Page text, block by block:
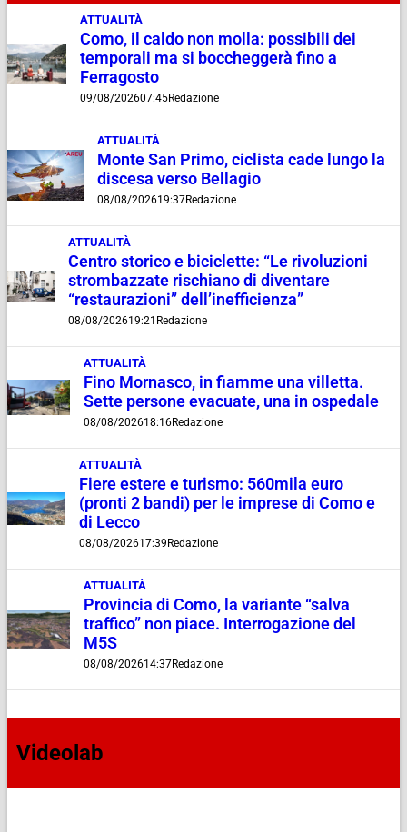
ATTUALITÀ
Como, il caldo non molla: possibili dei
temporali ma si boccheggerà fino a
Ferragosto
09/08/202607:45Redazione
ATTUALITÀ
Monte San Primo, ciclista cade lungo la
discesa verso Bellagio
08/08/202619:37Redazione
ATTUALITÀ
Centro storico e biciclette: “Le rivoluzioni
strombazzate rischiano di diventare
“restaurazioni” dell’inefficienza”
08/08/202619:21 Redazione
ATTUALITÀ
Fino Mornasco, in fiamme una villetta.
Sette persone evacuate, una in ospedale
08/08/202618:16Redazione
ATTUALITÀ
Fiere estere e turismo: 560mila euro
(pronti 2 bandi) per le imprese di Como e
di Lecco
08/08/202617:39 Redazione
ATTUALITÀ
Provincia di Como, la variante “salva
traffico” non piace. Interrogazione del
M5S
08/08/202614:37Redazione
Videolab